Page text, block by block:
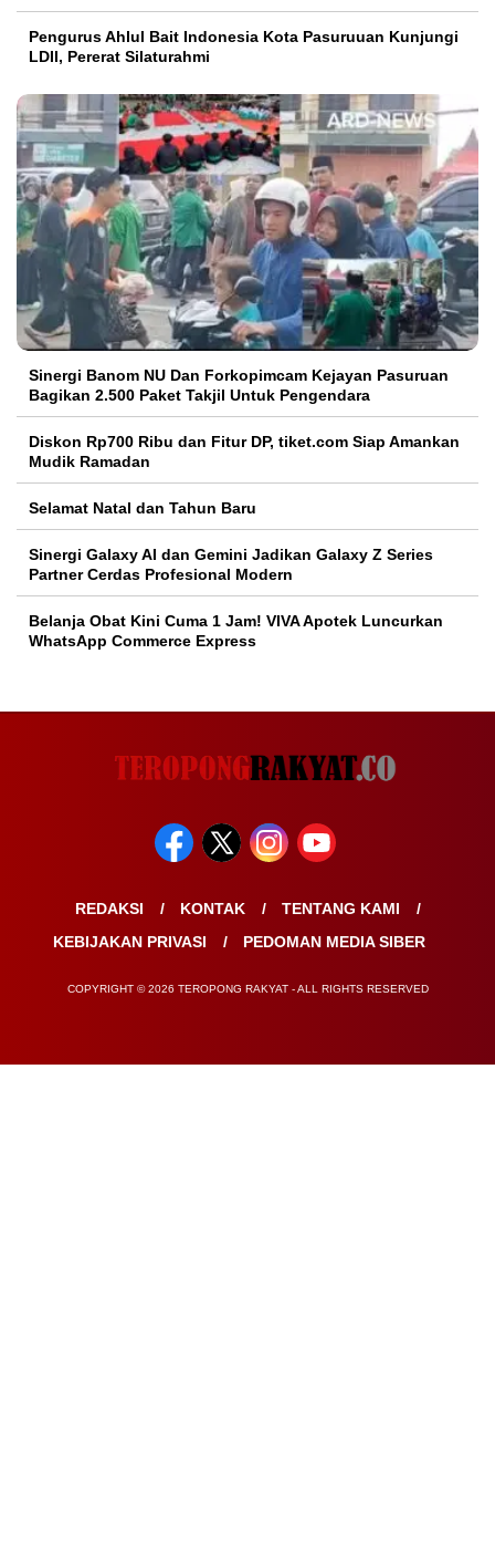
Pengurus Ahlul Bait Indonesia Kota Pasuruuan Kunjungi
LDII, Pererat Silaturahmi
Sinergi Banom NU Dan Forkopimcam Kejayan Pasuruan
Bagikan 2.500 Paket Takjil Untuk Pengendara
Diskon Rp700 Ribu dan Fitur DP, tiket.com Siap Amankan
Mudik Ramadan
Selamat Natal dan Tahun Baru
Sinergi Galaxy AI dan Gemini Jadikan Galaxy Z Series
Partner Cerdas Profesional Modern
Belanja Obat Kini Cuma 1 Jam! VIVA Apotek Luncurkan
WhatsApp Commerce Express
REDAKSI KONTAK
TENTANG KAMI
KEBIJAKAN PRIVASI
PEDOMAN MEDIA SIBER
COPYRIGHT © 2026 TEROPONG RAKYAT - ALL RIGHTS RESERVED